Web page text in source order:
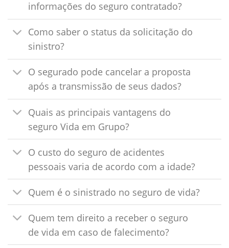
informações do seguro contratado?
Como saber o status da solicitação do
sinistro?
O segurado pode cancelar a proposta
após a transmissão de seus dados?
Quais as principais vantagens do
seguro Vida em Grupo?
O custo do seguro de acidentes
pessoais varia de acordo com a idade?
Quem é o sinistrado no seguro de vida?
Quem tem direito a receber o seguro
de vida em caso de falecimento?